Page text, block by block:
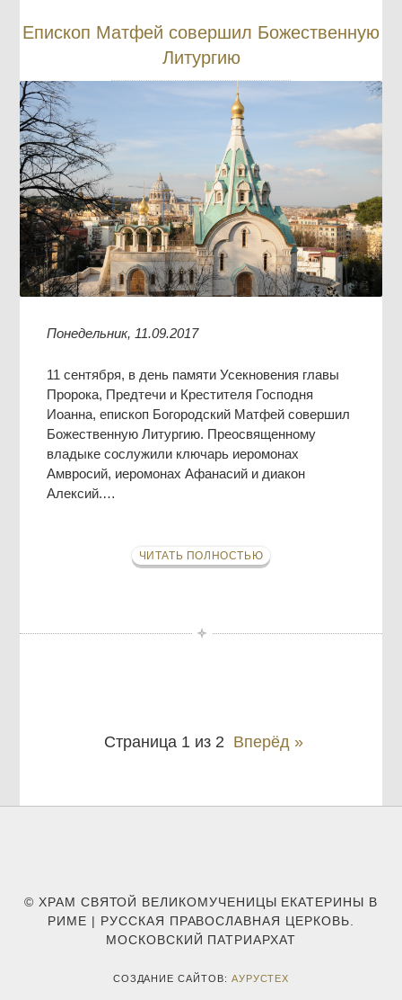
Епископ Матфей совершил Божественную
Литургию
Понедельник, 11.09.2017
11 сентября, в день памяти Усекновения главы
Пророка, Предтечи и Крестителя Господня
Иоанна, епископ Богородский Матфей совершил
Божественную Литургию. Преосвященному
владыке сослужили ключарь иеромонах
Амвросий, иеромонах Афанасий и диакон
Алексий.…
ЧИТАТЬ ПОЛНОСТЬЮ
Страница 1 из 2 Вперёд »
© ХРАМ СВЯТОЙ ВЕЛИКОМУЧЕНИЦЫ ЕКАТЕРИНЫ В
РИМЕ | РУССКАЯ ПРАВОСЛАВНАЯ ЦЕРКОВЬ.
МОСКОВСКИЙ ПАТРИАРХАТ
СОЗДАНИЕ САЙТОВ: АУРУСТЕХ